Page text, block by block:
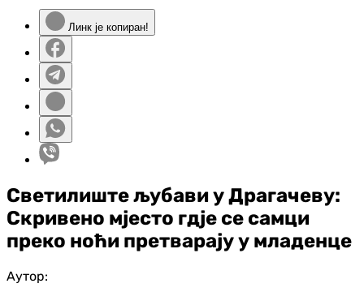
Линк је копиран!
Светилиште љубави у Драгачеву:
Скривено мјесто гдје се самци
преко ноћи претварају у младенце
Аутор: